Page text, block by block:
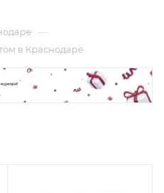
—
в Краснодаре